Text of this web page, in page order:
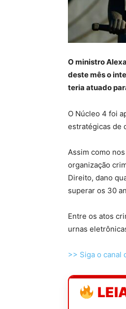
O ministro
deste mês o
teria atuado
O Núcleo 4 foi
estratégicas de
Assim como
organização
Direito, dano
superar os 30
Entre os atos
urnas
>> Siga o canal